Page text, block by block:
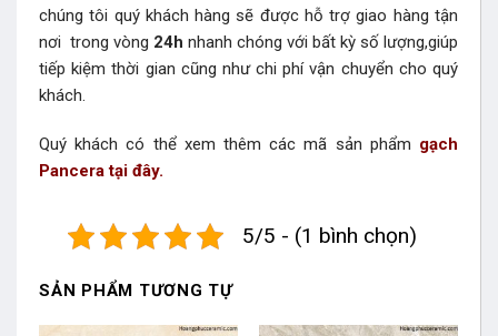
chúng tôi quý khách hàng sẽ được hỗ trợ giao hàng tận
nơi trong vòng 24h nhanh chóng với bất kỳ số lượng,giúp
tiếp kiệm thời gian cũng như chi phí vận chuyển cho quý
khách.
Quý khách có thể xem thêm các mã sản phẩm gạch
Pancera tại đây.
5/5 - (1 bình chọn)
SẢN PHẨM TƯƠNG TỰ